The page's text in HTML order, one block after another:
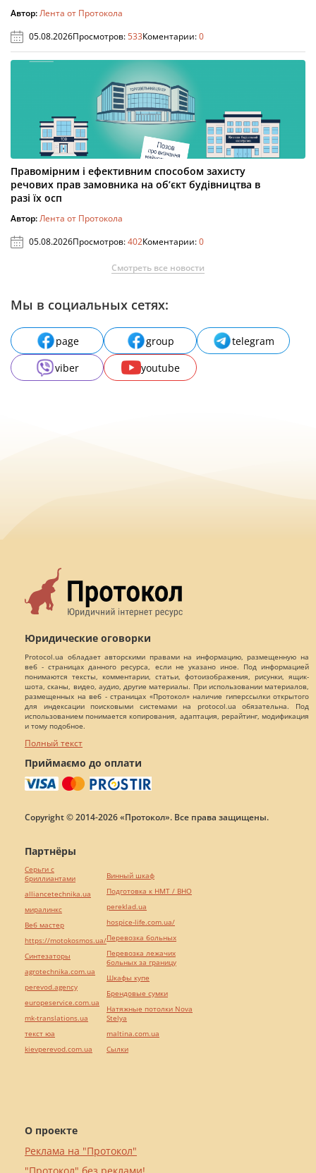
Автор:Лента от Протокола
05.08.2026Просмотров:533Коментарии:0
Правомірним і ефективним способом захисту
речових прав замовника на об’єкт будівництва в
разі їх осп
Автор:Лента от Протокола
05.08.2026Просмотров:402Коментарии:0
Смотреть все новости
Мы в социальных сетях:
page group
telegram
viber
youtube
Юридические оговорки
Protocol.ua обладает авторскими правами на информацию, размещенную на
веб - страницах данного ресурса, если не указано иное. Под информацией
понимаются тексты, комментарии, статьи, фотоизображения, рисунки, ящик-
шота, сканы, видео, аудио, другие материалы. При использовании материалов,
размещенных на веб - страницах «Протокол» наличие гиперссылки открытого
для индексации поисковыми системами на protocol.ua обязательна. Под
использованием понимается копирования, адаптация, рерайтинг, модификация
и тому подобное.
Полный текст
Приймаємо до оплати
Copyright © 2014-2026 «Протокол». Все права защищены.
О проекте
Реклама на "Протокол"
Партнёры
Серьги с
бриллиантами
alliancetechnika.ua
миралинкс
Веб мастер
https://motokosmos.ua/
Синтезаторы
agrotechnika.com.ua
perevod.agency
europeservice.com.ua
mk-translations.ua
текст юа
kievperevod.com.ua
Винный шкаф
Подготовка к НМТ / ВНО
pereklad.ua
hospice-life.com.ua/
Перевозка больных
Перевозка лежачих
больных за границу
Шкафы купе
Брендовые сумки
Натяжные потолки Nova
Stelya
maltina.com.ua
Cылки